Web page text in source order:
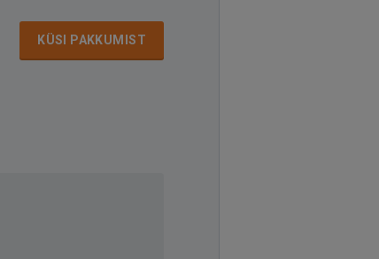
KÜSI PAKKUMIST